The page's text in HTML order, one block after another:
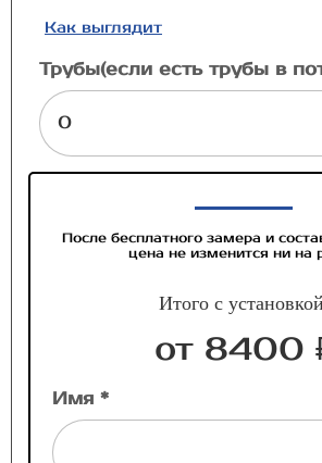
Как выглядит
Трубы(если есть трубы в
После бесплатного замера и
цена не изменится ни на
Итого с
от 8400
Имя *